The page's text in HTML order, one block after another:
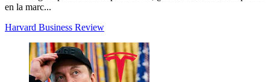
Caso Elon Musk: El dilema del CEO que
se convierte en la marca
El dilema que enfrentan las empresas: Cuando un líder se convierte
en una figura políticamente polarizante, ¿cómo se evalúa el impacto
en la marc...